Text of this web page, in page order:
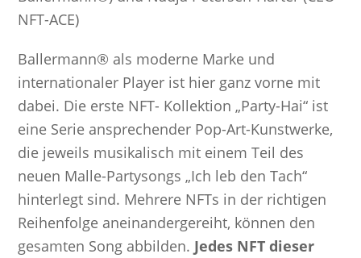
NFT-ACE)
Ballermann® als moderne Marke und
internationaler Player ist hier ganz vorne mit
dabei. Die erste NFT- Kollektion „Party-Hai“ ist
eine Serie ansprechender Pop-Art-Kunstwerke,
die jeweils musikalisch mit einem Teil des
neuen Malle-Partysongs „Ich leb den Tach“
hinterlegt sind. Mehrere NFTs in der richtigen
Reihenfolge aneinandergereiht, können den
gesamten Song abbilden. Jedes NFT dieser